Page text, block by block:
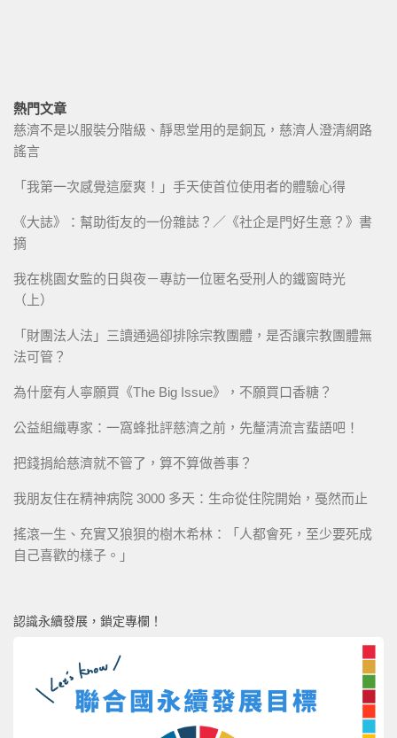
熱門文章
慈濟不是以服裝分階級、靜思堂用的是銅瓦，慈濟人澄清網路
謠言
「我第一次感覺這麼爽！」手天使首位使用者的體驗心得
《大誌》：幫助街友的一份雜誌？／《社企是門好生意？》書
摘
我在桃園女監的日與夜－專訪一位匿名受刑人的鐵窗時光
（上）
「財團法人法」三讀通過卻排除宗教團體，是否讓宗教團體無
法可管？
為什麼有人寧願買《The Big Issue》，不願買口香糖？
公益組織專家：一窩蜂批評慈濟之前，先釐清流言蜚語吧！
把錢捐給慈濟就不管了，算不算做善事？
我朋友住在精神病院 3000 多天：生命從住院開始，戞然而止
搖滾一生、充實又狼狽的樹木希林：「人都會死，至少要死成
自己喜歡的樣子。」
認識永續發展，鎖定專欄！